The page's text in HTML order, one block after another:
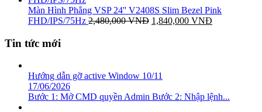
2,050,000 VNĐ.là:
1,880,000
Màn Hình Phẳng VSP 24'' V2408S Slim Bezel Pink
FHD/IPS/75Hz 2,480,000VNĐ Giá
1,840,000 VNĐ
Tin tức mới
Hướng dẫn gỡ active Window 10/11
17/06/2026
Bước 1: Mở CMD quyền Admin Bước 2: Nhập lệnh...